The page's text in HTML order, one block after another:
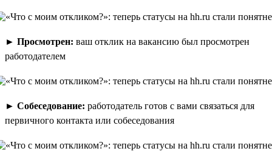
► Просмотрен: ваш отклик на вакансию был просмотрен
работодателем
► Собеседование: работодатель готов с вами связаться для
первичного контакта или собеседования